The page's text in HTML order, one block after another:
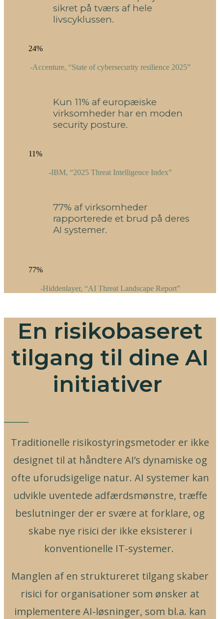
sikret på tværs af hele
livscyklussen.
24%
-Accenture, “State of cybersecurity resilience 2025”
Kun 11% af europæiske
virksomheder har en moden
security posture.
11%
-IBM, “2025 Threat Intelligence Index”
77% af virksomheder
rapporterede et brud på deres
AI systemer.
77%
-Hiddenlayer, “AI Threat Landscape Report”
En risikobaseret
tilgang til dine AI
initiativer
Traditionelle risikostyringsmetoder er ikke
designet til at håndtere AI’s dynamiske og
ofte uforudsigelige natur. AI systemer kan
udvikle uventede adfærdsmønstre, træffe
beslutninger der er svære at forklare, og
skabe nye risici der ikke eksisterer i
konventionelle IT-systemer.
Manglen af en struktureret tilgang skaber
risici for organisationer som ønsker at
implementere AI-løsninger, som bl.a. kan